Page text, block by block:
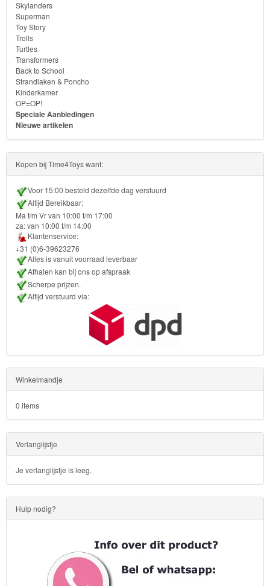
Trolls
Turtles
Transformers
Back
to
School
Strandlaken
&
Poncho
Kinderkamer
OP=OP!
Skylanders
Superman
Toy Story
Trolls
Turtles
Transformers
Back to School
Strandlaken & Poncho
Kinderkamer
OP=OP!
Speciale Aanbiedingen
Nieuwe artikelen
Kopen bij Time4Toys want:
Voor 15:00 besteld dezelfde dag verstuurd
Altijd Bereikbaar:
Ma t/m Vr van 10:00 t/m 17:00
za: van 10:00 t/m 14:00
Klantenservice:
+31 (0)6-39623276
Alles is vanuit voorraad leverbaar
Afhalen kan bij ons op afspraak
Scherpe prijzen.
Altijd verstuurd via:
Winkelmandje
0 items
Verlanglijstje
Je verlanglijstje is leeg.
Hulp nodig?